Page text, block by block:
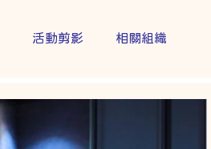
活動剪影 相關組織